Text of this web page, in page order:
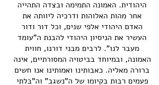
היהודית. האמונה התמימה ובצדה התהייה
אחר מהות האלוהות ודרכיה ליוותה את
האדם היהודי אלפי שנים, וכל דור ודור
העשיר את הניסיון היהודי להבנת ה"עומד
מעבר לנו". לרבים מבני דורנו, חווית
האמונה, ובמיוחד בביטויה המסורתיים, אינה
ברורה מאליה. כאבותינו ואמותינו אנו חשים
פעמים רבות בקיומו של ה"נשגב" וה"בלתי